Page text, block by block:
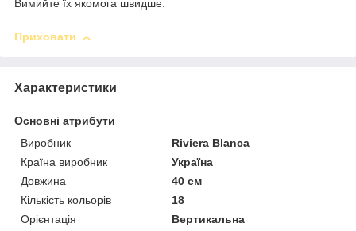
Вимийте їх якомога швидше.
Приховати
Характеристики
Основні атрибути
Виробник
Riviera Blanca
Країна виробник
Україна
Довжина
40 см
Кількість кольорів
18
Орієнтація
Вертикальна